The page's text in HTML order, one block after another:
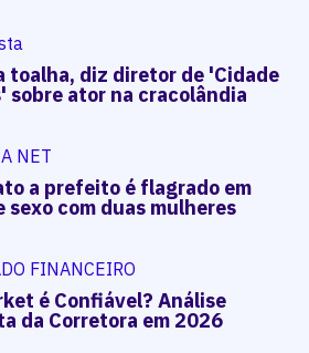
toalha, diz diretor de 'Cidade
sobre ator na cracolândia
NET
a prefeito é flagrado em
sexo com duas mulheres
FINANCEIRO
é Confiável? Análise
da Corretora em 2026